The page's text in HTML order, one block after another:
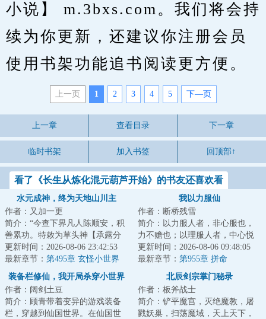
小说】 m.3bxs.com。我们将会持
续为你更新，还建议你注册会员
使用书架功能追书阅读更方便。
上一页 1 2 3 4 5 下—页
上一章 查看目录 下一章
临时书架 加入书签 回顶部↑
看了《长生从炼化混元葫芦开始》的书友还喜欢看
水元成神，终为天地山川主
作者：又加一更
简介：“今查下界凡人陈顺安，积
善累功。特敕为草头神【承露分
水兵】，赐草箓一枚，提拔神
职。”“多谢大...
更新时间：2026-08-06 23:42:53
最新章节： 第495章 玄怪小世界
我以力服仙
作者：断桥残雪
简介：以力服人者，非心服也，
力不赡也；以理服人者，中心悦
而诚服也。不过仙人往往不讲
理……...
更新时间：2026-08-06 09:48:05
最新章节： 第955章 拼命
装备栏修仙，我开局杀穿小世界
作者：阔剑土豆
简介：顾青带着变异的游戏装备
栏，穿越到仙国世界。在仙国世
北辰剑宗掌门秘录
作者：板斧战士
简介：铲平魔宫，灭绝魔教，屠
戮妖巢，扫荡魔域，天上天下，